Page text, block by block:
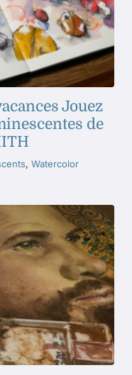
Jouez
de
, Watercolor